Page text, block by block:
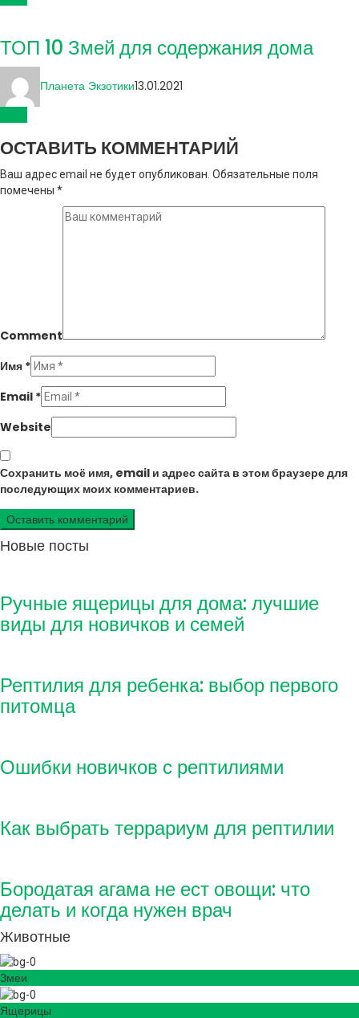
ТОП 10 Змей для содержания дома
Планета Экзотики13.01.2021
ОСТАВИТЬ КОММЕНТАРИЙ
Ваш адрес email не будет опубликован. Обязательные поля
помечены *
Comment
Имя *
Email *
Website
Сохранить моё имя, email и адрес сайта в этом браузере для
последующих моих комментариев.
Новые посты
Ручные ящерицы для дома: лучшие
виды для новичков и семей
Рептилия для ребенка: выбор первого
питомца
Ошибки новичков с рептилиями
Как выбрать террариум для рептилии
Бородатая агама не ест овощи: что
делать и когда нужен врач
Животные
Змеи
Ящерицы